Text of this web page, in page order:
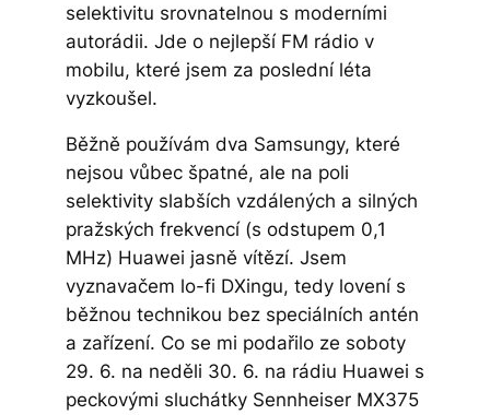
selektivitu srovnatelnou s moderními
autorádii. Jde o nejlepší FM rádio v
mobilu, které jsem za poslední léta
vyzkoušel.
Běžně používám dva Samsungy, které
nejsou vůbec špatné, ale na poli
selektivity slabších vzdálených a silných
pražských frekvencí (s odstupem 0,1
MHz) Huawei jasně vítězí. Jsem
vyznavačem lo-fi DXingu, tedy lovení s
běžnou technikou bez speciálních antén
a zařízení. Co se mi podařilo ze soboty
29. 6. na neděli 30. 6. na rádiu Huawei s
peckovými sluchátky Sennheiser MX375